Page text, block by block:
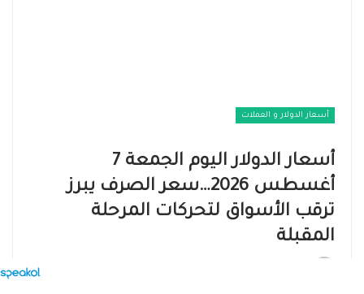
أسعار الدولار و العملات
أسعار الدولار اليوم الجمعة 7
أغسطس 2026…سعر الصرف يبرز
ترقب الأسواق لتحركات المرحلة
المقبلة